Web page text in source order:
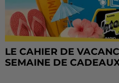
LE CAHIER DE
SEMAINE DE